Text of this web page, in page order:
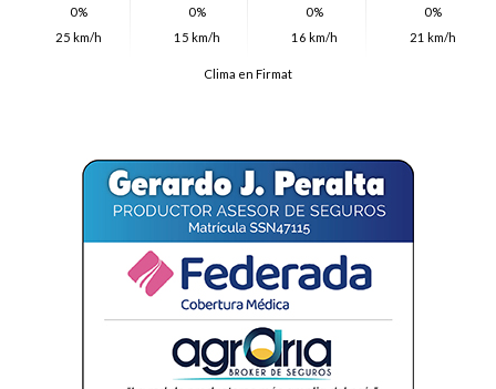
0%
25 km/h
0%
15 km/h
0%
16 km/h
0%
21 km/h
Clima en Firmat